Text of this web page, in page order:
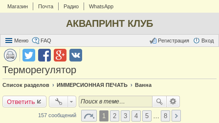
Магазин Почта Радио WhatsApp
АКВАПРИНТ КЛУБ
Меню FAQ Вход
Регистрация
Терморегулятор
Список разделов ИММЕРСИОННАЯ ПЕЧАТЬ Ванна
Ответить
157 сообщений 1 2 3 4 5 8